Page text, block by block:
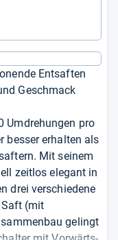
Entsaften
Geschmack
Umdrehungen pro
besser erhalten als
Mit seinem
zeitlos elegant in
drei verschiedene
(mit
gelingt